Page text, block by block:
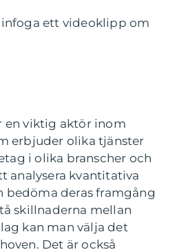
ett videoklipp om
en viktig aktör inom
erbjuder olika tjänster
i olika branscher och
analysera kvantitativa
bedöma deras framgång
skillnaderna mellan
kan man välja det
Det är också